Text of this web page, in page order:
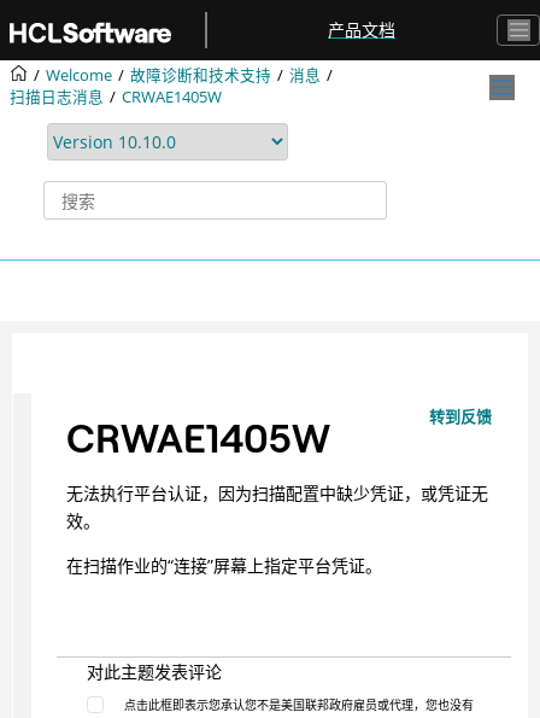
产品文档
Welcome 故障诊断和技术支持
消息
扫描日志消息
CRWAE1405W
转到反馈
CRWAE1405W
无法执行平台认证，因为扫描配置中缺少凭证，或凭证无
效。
在扫描作业的“连接”屏幕上指定平台凭证。
对此主题发表评论
点击此框即表示您承认您不是美国联邦政府雇员或代理，您也没有